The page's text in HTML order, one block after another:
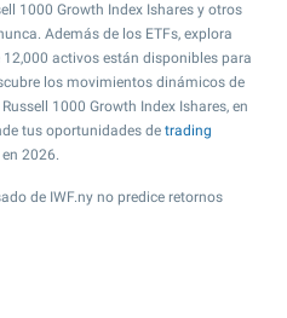
1000 Growth Index Ishares y otros
Además de los ETFs, explora
activos están disponibles para
los movimientos dinámicos de
1000 Growth Index Ishares, en
tus oportunidades de trading
2026.
de IWF.ny no predice retornos